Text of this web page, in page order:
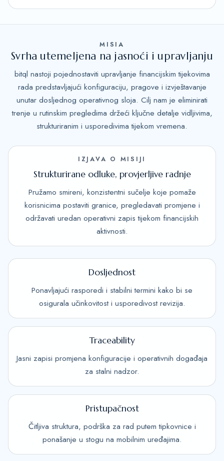
MISIA
Svrha utemeljena na jasnoći i upravljanju
bitql nastoji pojednostaviti upravljanje financijskim tijekovima
rada predstavljajući konfiguraciju, pragove i izvještavanje
unutar dosljednog operativnog sloja. Cilj nam je eliminirati
trenje u rutinskim pregledima držeći ključne detalje vidljivima,
strukturiranim i usporedivima tijekom vremena.
IZJAVA O MISIJI
Strukturirane odluke, provjerljive radnje
Pružamo smireni, konzistentni sučelje koje pomaže
korisnicima postaviti granice, pregledavati promjene i
održavati uredan operativni zapis tijekom financijskih
aktivnosti.
Dosljednost
Ponavljajući rasporedi i stabilni termini kako bi se
osigurala učinkovitost i usporedivost revizija.
Traceability
Jasni zapisi promjena konfiguracije i operativnih događaja
za stalni nadzor.
Pristupačnost
Čitljiva struktura, podrška za rad putem tipkovnice i
ponašanje u stogu na mobilnim uređajima.